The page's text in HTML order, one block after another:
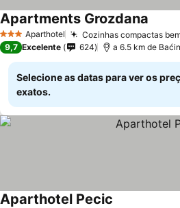
3 EstrelasAparthotel Cozinhas compactas
Apartments Grozdana
9,7 Excelente 624 a 6.5 km de
Selecione as datas para ver os
exatos.
Aparthotel Pecic